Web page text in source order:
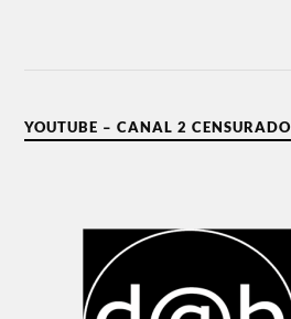
YOUTUBE – CANAL 2 CENSURADO